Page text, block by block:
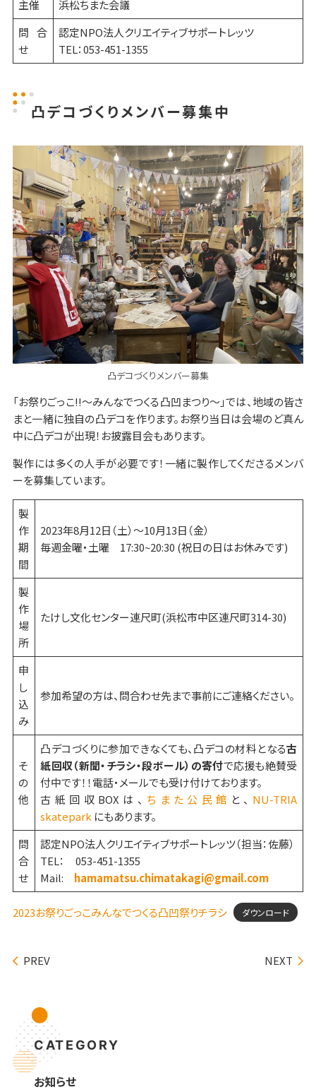
主催
浜松ちまた会議
問合
せ
認定NPO法人クリエイティブサポートレッツ
TEL：053-451-1355
凸デコづくりメンバー募集中
凸デコづくりメンバー募集
「お祭りごっこ!!〜みんなでつくる凸凹まつり〜」では、地域の皆さ
まと一緒に独自の凸デコを作ります。お祭り当日は会場のど真ん
中に凸デコが出現！お披露目会もあります。
製作には多くの人手が必要です！一緒に製作してくださるメンバ
ーを募集しています。
製
作
期
間
2023年8月12日（土）〜10月13日（金）
毎週金曜・土曜 17:30~20:30 (祝日の日はお休みです)
製
作
場
所
たけし文化センター連尺町(浜松市中区連尺町314-30)
申
し
込
み
参加希望の方は、問合わせ先まで事前にご連絡ください。
そ
の
他
凸デコづくりに参加できなくても、凸デコの材料となる古
紙回収（新聞・チラシ・段ボール）の寄付で応援も絶賛受
付中です！！電話・メールでも受け付けております。
古紙回収BOXは、 ちまた公民館 と、 NU-TRIA
skatepark にもあります。
問
合
せ
認定NPO法人クリエイティブサポートレッツ（担当：佐藤）
TEL： 053-451-1355
Mail: hamamatsu.chimatakagi@gmail.com
2023お祭りごっこみんなでつくる凸凹祭りチラシ ダウンロード
NEXT
PREV
CATEGORY
お知らせ